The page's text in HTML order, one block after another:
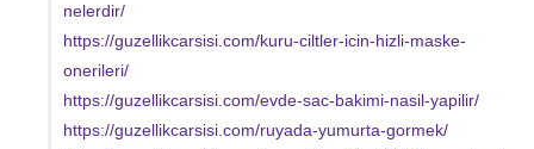
nelerdir/
https://guzellikcarsisi.com/kuru-ciltler-icin-hizli-maske-
onerileri/
https://guzellikcarsisi.com/evde-sac-bakimi-nasil-yapilir/
https://guzellikcarsisi.com/ruyada-yumurta-gormek/